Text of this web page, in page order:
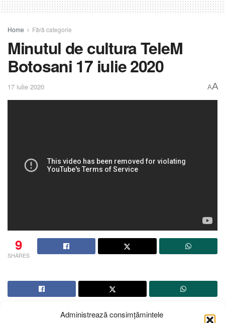
Administrează consimțămintele
Home Fără categorie
Minutul de cultura TeleM
Botosani 17 iulie 2020
17 iulie 2020 AA
9
SHARES